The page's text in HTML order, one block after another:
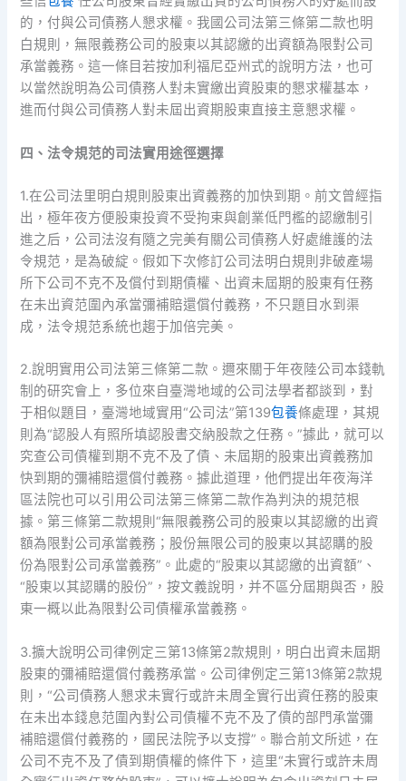
的，付與公司債務人懇求權。我國公司法第三條第二款也明
白規則，無限義務公司的股東以其認繳的出資額為限對公司
承當義務。這一條目若按加利福尼亞州式的說明方法，也可
以當然說明為公司債務人對未實繳出資股東的懇求權基本，
進而付與公司債務人對未屆出資期股東直接主意懇求權。
四、法令規范的司法實用途徑選擇
1.在公司法里明白規則股東出資義務的加快到期。前文曾經指
出，極年夜方便股東投資不受拘束與創業低門檻的認繳制引
進之后，公司法沒有隨之完美有關公司債務人好處維護的法
令規范，是為破綻。假如下次修訂公司法明白規則非破產場
所下公司不克不及償付到期債權、出資未屆期的股東有任務
在未出資范圍內承當彌補賠還償付義務，不只題目水到渠
成，法令規范系統也趨于加倍完美。
2.說明實用公司法第三條第二款。邇來關于年夜陸公司本錢軌
制的研究會上，多位來自臺灣地域的公司法學者都談到，對
于相似題目，臺灣地域實用“公司法”第139包養條處理，其規
則為“認股人有照所填認股書交納股款之任務。”據此，就可以
究查公司債權到期不克不及了債、未屆期的股東出資義務加
快到期的彌補賠還償付義務。據此道理，他們提出年夜海洋
區法院也可以引用公司法第三條第二款作為判決的規范根
據。第三條第二款規則“無限義務公司的股東以其認繳的出資
額為限對公司承當義務；股份無限公司的股東以其認購的股
份為限對公司承當義務”。此處的“股東以其認繳的出資額”、
“股東以其認購的股份”，按文義說明，并不區分屆期與否，股
東一概以此為限對公司債權承當義務。
3.擴大說明公司律例定三第13條第2款規則，明白出資未屆期
股東的彌補賠還償付義務承當。公司律例定三第13條第2款規
則，“公司債務人懇求未實行或許未周全實行出資任務的股東
在未出本錢息范圍內對公司債權不克不及了債的部門承當彌
補賠還償付義務的，國民法院予以支撐”。聯合前文所述，在
公司不克不及了債到期債權的條件下，這里“未實行或許未周